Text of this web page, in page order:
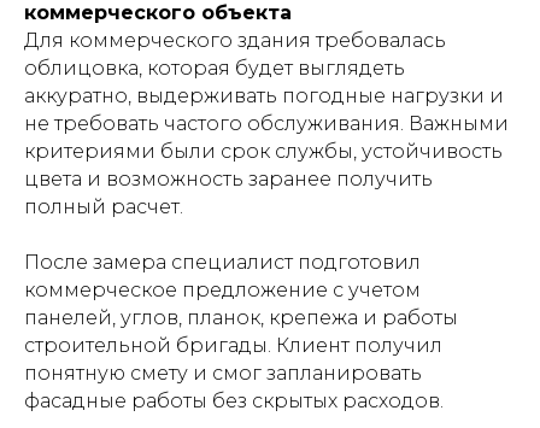
коммерческого объекта
Для коммерческого здания требовалась
облицовка, которая будет выглядеть
аккуратно, выдерживать погодные нагрузки и
не требовать частого обслуживания. Важными
критериями были срок службы, устойчивость
цвета и возможность заранее получить
полный расчет.
После замера специалист подготовил
коммерческое предложение с учетом
панелей, углов, планок, крепежа и работы
строительной бригады. Клиент получил
понятную смету и смог запланировать
фасадные работы без скрытых расходов.